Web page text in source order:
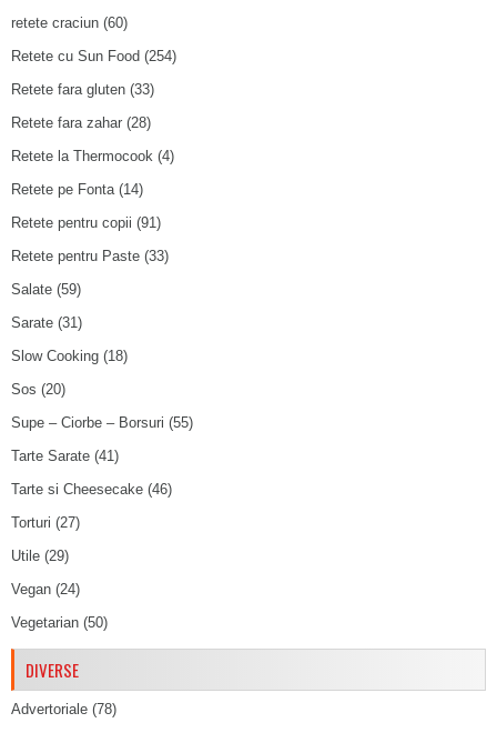
retete craciun (60)
Retete cu Sun Food (254)
Retete fara gluten (33)
Retete fara zahar (28)
Retete la Thermocook (4)
Retete pe Fonta(14)
Retete pentru copii (91)
Retete pentru Paste (33)
Salate (59)
Sarate (31)
Slow Cooking (18)
Sos (20)
Supe – Ciorbe – Borsuri (55)
Tarte Sarate (41)
Tarte si Cheesecake (46)
Torturi (27)
Utile (29)
Vegan (24)
Vegetarian (50)
DIVERSE
Advertoriale (78)